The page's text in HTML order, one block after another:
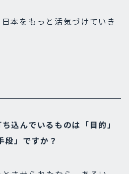
本をもっと活気づけていき
込んでいるものは「目的」
段」ですか？